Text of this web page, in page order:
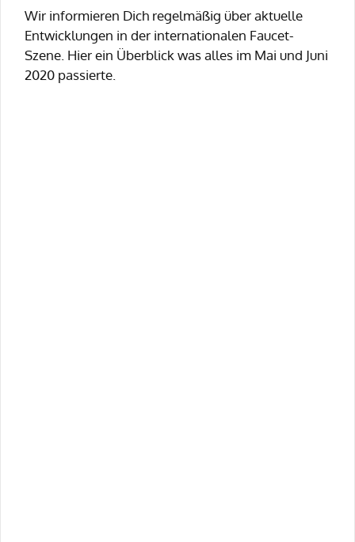
Wir informieren Dich regelmäßig über aktuelle
Entwicklungen in der internationalen Faucet-
Szene. Hier ein Überblick was alles im Mai und Juni
2020 passierte.